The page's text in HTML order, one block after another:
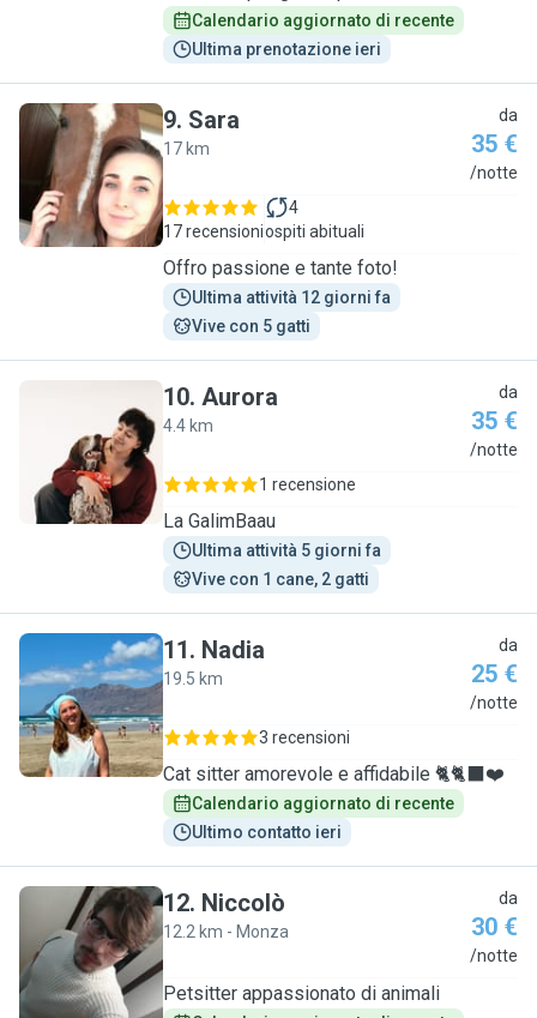
Calendario aggiornato di recente
Ultima prenotazione ieri
S
9. Sara
17 km
da
35 €
/notte
17 recensioni
4
ospiti abituali
Offro passione e tante foto!
Ultima attività 12 giorni fa
Vive con 5 gatti
A
10. Aurora
4.4 km
da
35 €
/notte
1 recensione
La GalimBaau
Ultima attività 5 giorni fa
Vive con 1 cane, 2 gatti
N
11. Nadia
19.5 km
da
25 €
/notte
3 recensioni
Cat sitter amorevole e affidabile 🐈🐈‍⬛❤️
Calendario aggiornato di recente
Ultimo contatto ieri
N
12. Niccolò
12.2 km - Monza
da
30 €
/notte
Petsitter appassionato di animali